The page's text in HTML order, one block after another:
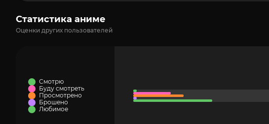
Статистика аниме
Оценки других пользователей
Смотрю
Буду смотреть
Просмотрено
Брошено
Любимое